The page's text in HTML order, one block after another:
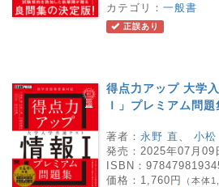
カテゴリ： 一般書
正誤あり
得点力アップ 大学
Ｉ」プレミアム問
著者： 永野 直 小松
発売： 2025年07月09
ISBN：
価格： 1,760円 （本体